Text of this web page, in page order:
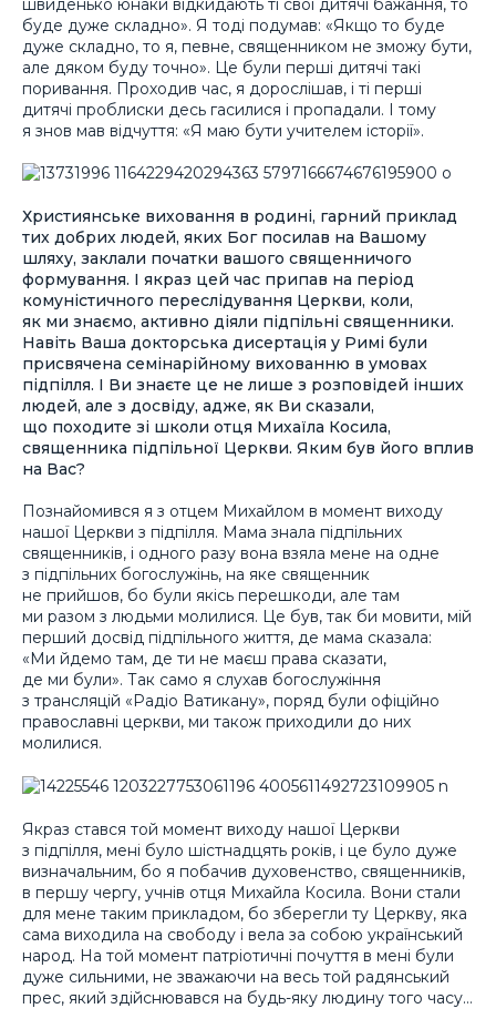
буде дуже складно». Я тоді подумав: «Якщо то буде
дуже складно, то я, певне, священником не зможу бути,
але дяком буду точно». Це були перші дитячі такі
поривання. Проходив час, я дорослішав, і ті перші
дитячі проблиски десь гасилися і пропадали. І тому
я знов мав відчуття: «Я маю бути учителем історії».
Християнське виховання в родині, гарний приклад
тих добрих людей, яких Бог посилав на Вашому
шляху, заклали початки вашого священничого
формування. І якраз цей час припав на період
комуністичного переслідування Церкви, коли,
як ми знаємо, активно діяли підпільні священники.
Навіть Ваша докторська дисертація у Римі були
присвячена семінарійному вихованню в умовах
підпілля. І Ви знаєте це не лише з розповідей інших
людей, але з досвіду, адже, як Ви сказали,
що походите зі школи отця Михаїла Косила,
священника підпільної Церкви. Яким був його вплив
на Вас?
Познайомився я з отцем Михайлом в момент виходу
нашої Церкви з підпілля. Мама знала підпільних
священників, і одного разу вона взяла мене на одне
з підпільних богослужінь, на яке священник
не прийшов, бо були якісь перешкоди, але там
ми разом з людьми молилися. Це був, так би мовити, мій
перший досвід підпільного життя, де мама сказала:
«Ми йдемо там, де ти не маєш права сказати,
де ми були». Так само я слухав богослужіння
з трансляцій «Радіо Ватикану», поряд були офіційно
православні церкви, ми також приходили до них
молилися.
Якраз стався той момент виходу нашої Церкви
з підпілля, мені було шістнадцять років, і це було дуже
визначальним, бо я побачив духовенство, священників,
в першу чергу, учнів отця Михайла Косила. Вони стали
для мене таким прикладом, бо зберегли ту Церкву, яка
сама виходила на свободу і вела за собою український
народ. На той момент патріотичні почуття в мені були
дуже сильними, не зважаючи на весь той радянський
прес, який здійснювався на будь-яку людину того часу…